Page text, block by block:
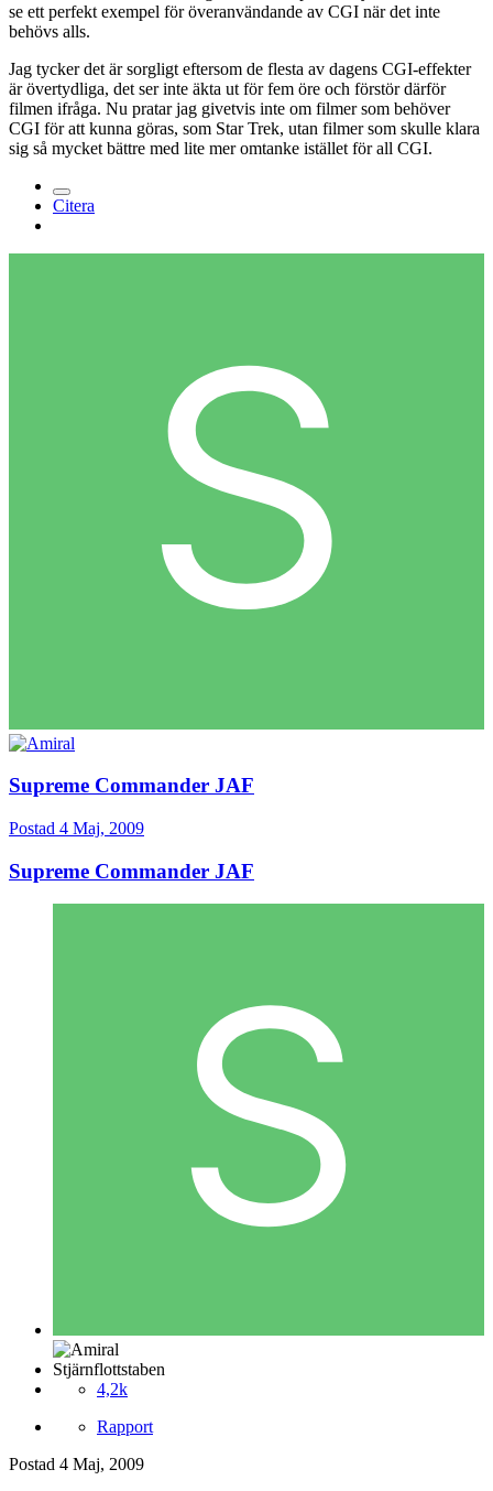
se ett perfekt exempel för överanvändande av CGI när det inte
behövs alls.
Jag tycker det är sorgligt eftersom de flesta av dagens CGI-effekter
är övertydliga, det ser inte äkta ut för fem öre och förstör därför
filmen ifråga. Nu pratar jag givetvis inte om filmer som behöver
CGI för att kunna göras, som Star Trek, utan filmer som skulle klara
sig så mycket bättre med lite mer omtanke istället för all CGI.
Citera
Supreme Commander JAF
Postad 4 Maj, 2009
Supreme Commander JAF
Stjärnflottstaben
4,2k
Rapport
Postad 4 Maj, 2009